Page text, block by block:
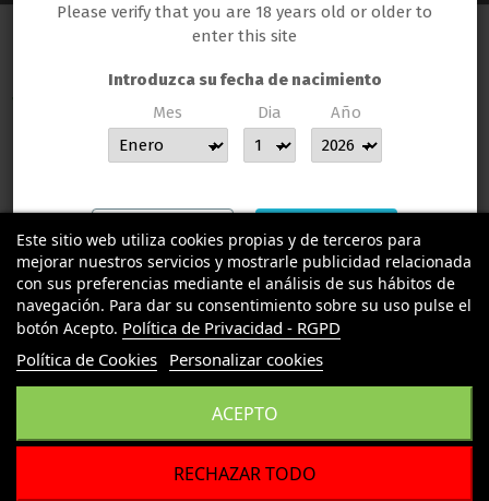
TU LLAMAS GROW
INFORMACION LEGAL
Contact us
Please verify that you are 18 years old or older to
enter this site
Introduzca su fecha de nacimiento
Mes
Dia Año
Salir Entrar
Este sitio web utiliza cookies propias y de terceros para
mejorar nuestros servicios y mostrarle publicidad relacionada
con sus preferencias mediante el análisis de sus hábitos de
navegación. Para dar su consentimiento sobre su uso pulse el
botón Acepto. Política de Privacidad - RGPD
Política de Cookies Personalizar cookies
RECHAZAR TODO
ACEPTO
MUCHAS GRACIAS POR CONFIAR EN LLAMAS GROW